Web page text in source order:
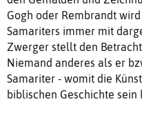
Gogh oder Rembrandt
Samariters immer mit
Zwerger stellt den
Niemand anderes als er
Samariter - womit die
biblischen Geschichte sein